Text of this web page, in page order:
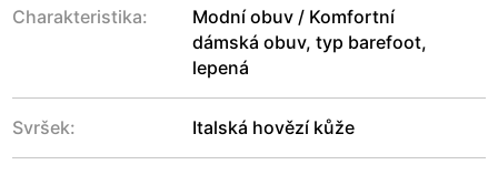
Charakteristika:
Modní obuv / Komfortní
dámská obuv, typ barefoot,
lepená
Svršek: Italská hovězí kůže